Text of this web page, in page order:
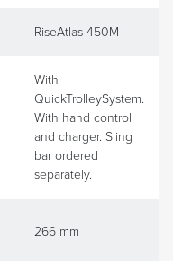
RiseAtlas 450M
With
QuickTrolleySystem.
With hand control
and charger. Sling
bar ordered
separately.
266 mm